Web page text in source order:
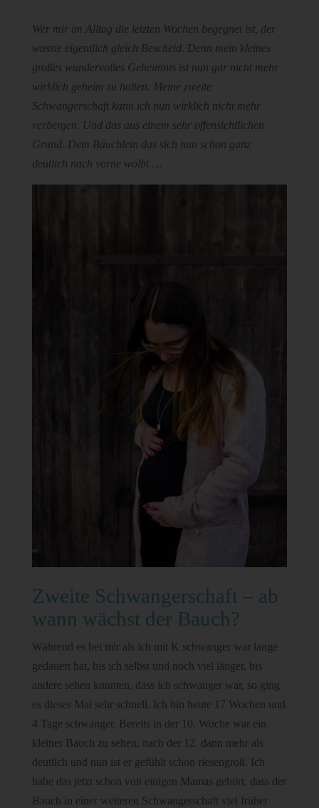
Wer mir im Alltag die letzten Wochen begegnet ist, der
wusste eigentlich gleich Bescheid. Denn mein kleines
großes wundervolles Geheimnis ist nun gar nicht mehr
wirklich geheim zu halten. Meine zweite
Schwangerschaft kann ich nun wirklich nicht mehr
verbergen. Und das aus einem sehr offensichtlichen
Grund. Dem Bäuchlein das sich nun schon ganz
deutlich nach vorne wölbt …
Zweite Schwangerschaft – ab
wann wächst der Bauch?
Während es bei mir als ich mit K schwanger war lange
gedauert hat, bis ich selbst und noch viel länger, bis
andere sehen konnten, dass ich schwanger war, so ging
es dieses Mal sehr schnell. Ich bin heute 17 Wochen und
4 Tage schwanger. Bereits in der 10. Woche war ein
kleiner Bauch zu sehen, nach der 12. dann mehr als
deutlich und nun ist er gefühlt schon riesengroß. Ich
habe das jetzt schon von einigen Mamas gehört, dass der
Bauch in einer weiteren Schwangerschaft viel früher